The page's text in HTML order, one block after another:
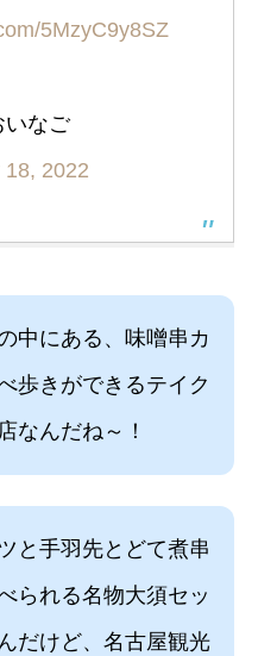
5MzyC9y8SZ
なご
18, 2022
中にある、味噌串カ
歩きができるテイク
なんだね～！
と手羽先とどて煮串
られる名物大須セッ
だけど、名古屋観光